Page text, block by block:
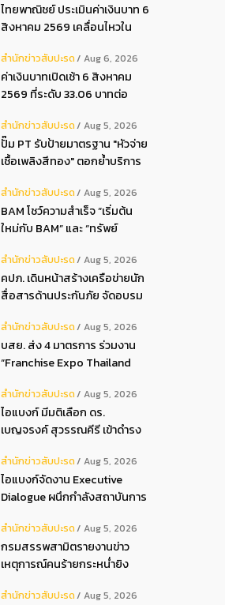
ไทยพาณิชย์ ประเมินค่าเงินบาท 6
สิงหาคม 2569 เคลื่อนไหวใน
ดอลลาร์
สํานักข่าวสับปะรด Aug 6, 2026
ค่าเงินบาทเปิดเช้า 6 สิงหาคม
2569 ที่ระดับ 33.06 บาทต่อ
สํานักข่าวสับปะรด Aug 5, 2026
ปั๊ม PT รับป้ายมาตรฐาน "หัวจ่าย
เชื้อเพลิงสีทอง" ตอกย้ำบริการ
บริโภค
สํานักข่าวสับปะรด Aug 5, 2026
BAM โชว์ความสำเร็จ “เริ่มต้น
ใหม่กับ BAM” และ “ทรัพย์
2026
สํานักข่าวสับปะรด Aug 5, 2026
คปภ. เดินหน้าสร้างเครือข่ายนัก
สื่อสารด้านประกันภัย จัดอบรม
สํานักข่าวสับปะรด Aug 5, 2026
บสย. ส่ง 4 มาตรการ ร่วมงาน
“Franchise Expo Thailand
สํานักข่าวสับปะรด Aug 5, 2026
ไอแบงก์ มีมติเลือก ดร.
เบญจรงค์ สุวรรณคีรี เข้าดำรง
การประชุมวิสามัญผู้ถือหุ้น ครั้ง
ที่ 22569
สํานักข่าวสับปะรด Aug 5, 2026
ไอแบงก์จัดงาน Executive
Dialogue ผนึกกำลังสถาบันการ
ถ่ายทอดประสบการณ์กว่า 40 ปี
เตรียมความพร้อมองค์กรสู่การ
เป็นธนาคารอิสลามแห่งอนาคต
สํานักข่าวสับปะรด Aug 5, 2026
กรมสรรพสามิตรายงานข่าว
เหตุการณ์คนร้ายกระหน่ำยิง
ปัตตานี สาขามายอ
สํานักข่าวสับปะรด Aug 5, 2026